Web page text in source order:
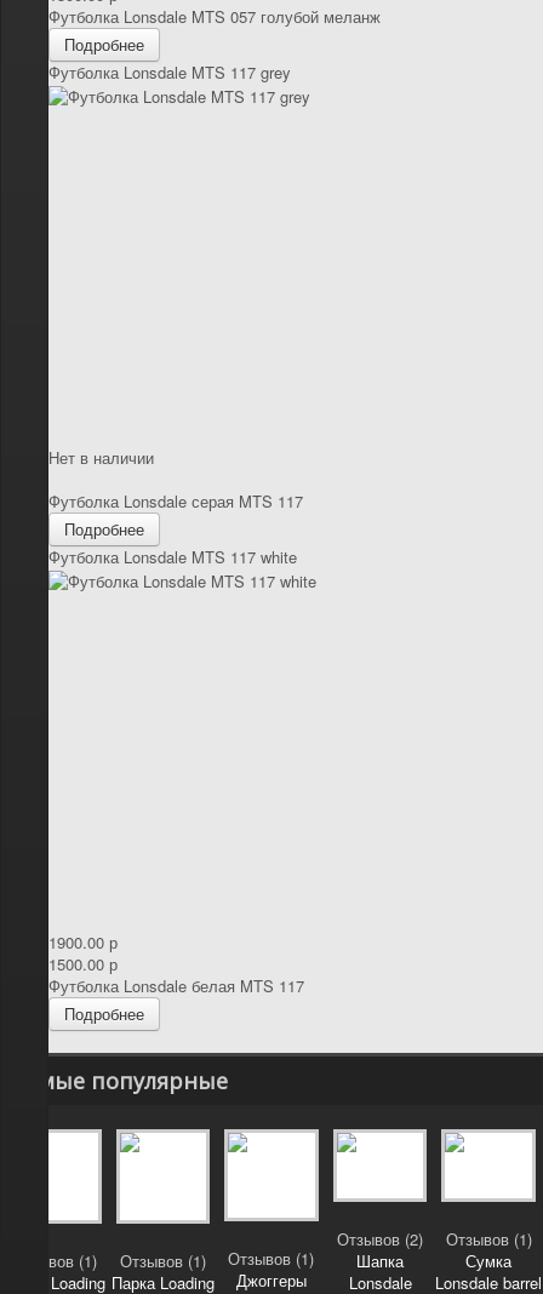
Футболка Lonsdale MTS 057 голубой меланж
Подробнее
Футболка Lonsdale MTS 117 grey
Нет в наличии
Футболка Lonsdale серая MTS 117
Подробнее
Футболка Lonsdale MTS 117 white
1900.00 р
1500.00 р
Футболка Lonsdale белая MTS 117
Подробнее
Самые популярные
Отзывов (1)
Парка Loading
Отзывов (1)
Парка Loading
Отзывов (1)
Джоггеры
Отзывов (2)
Шапка
Lonsdale
Отзывов (1)
Сумка
Lonsdale barrel